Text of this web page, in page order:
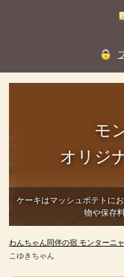
モ
オリジ
ケーキはマッシュポテトに
物や保存
わんちゃん同伴の宿 モンターニ
こゆきちゃん